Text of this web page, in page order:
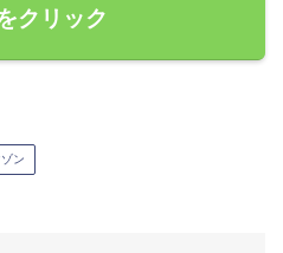
クリック
ン